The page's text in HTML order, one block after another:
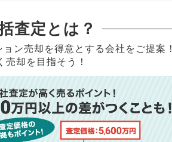
査定とは？
ン売却を得意とする会社をご提案！
却を目指そう！